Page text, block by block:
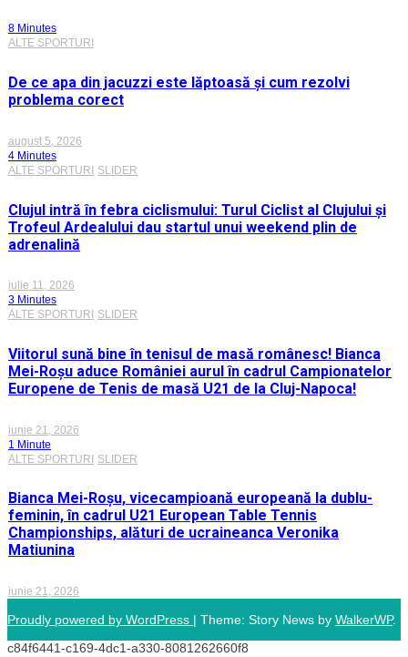
8 Minutes
ALTE SPORTURI
De ce apa din jacuzzi este lăptoasă și cum rezolvi
problema corect
august 5, 2026
4 Minutes
ALTE SPORTURI SLIDER
Clujul intră în febra ciclismului: Turul Ciclist al Clujului și
Trofeul Ardealului dau startul unui weekend plin de
adrenalină
iulie 11, 2026
3 Minutes
ALTE SPORTURI
SLIDER
Viitorul sună bine în tenisul de masă românesc! Bianca
Mei-Roșu aduce României aurul în cadrul Campionatelor
Europene de Tenis de masă U21 de la Cluj-Napoca!
iunie 21, 2026
1 Minute
ALTE SPORTURI SLIDER
Bianca Mei-Roșu, vicecampioană europeană la dublu-
feminin, în cadrul U21 European Table Tennis
Championships, alături de ucraineanca Veronika
Matiunina
iunie 21, 2026
Proudly powered by WordPress | Theme: Story News by WalkerWP.
c84f6441-c169-4dc1-a330-8081262660f8